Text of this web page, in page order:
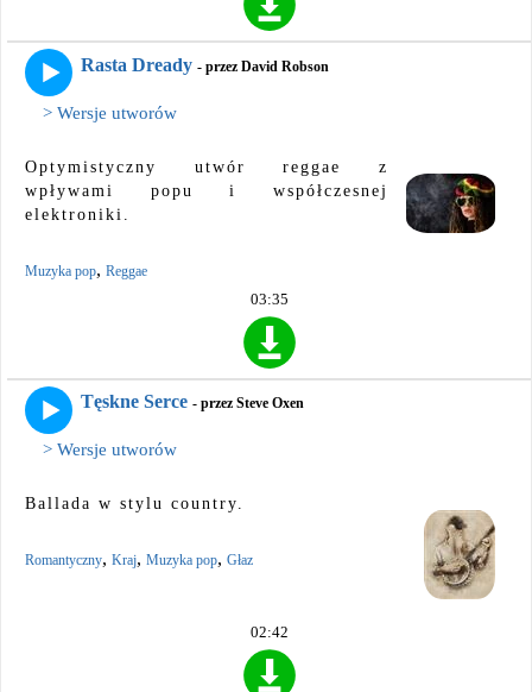
Rasta Dready - przez David Robson
> Wersje utworów
Optymistyczny utwór reggae z
wpływami popu i współczesnej
elektroniki.
Muzyka pop, Reggae
03:35
Tęskne Serce - przez Steve Oxen
> Wersje utworów
Ballada w stylu country.
Romantyczny, Kraj, Muzyka pop, Głaz
02:42